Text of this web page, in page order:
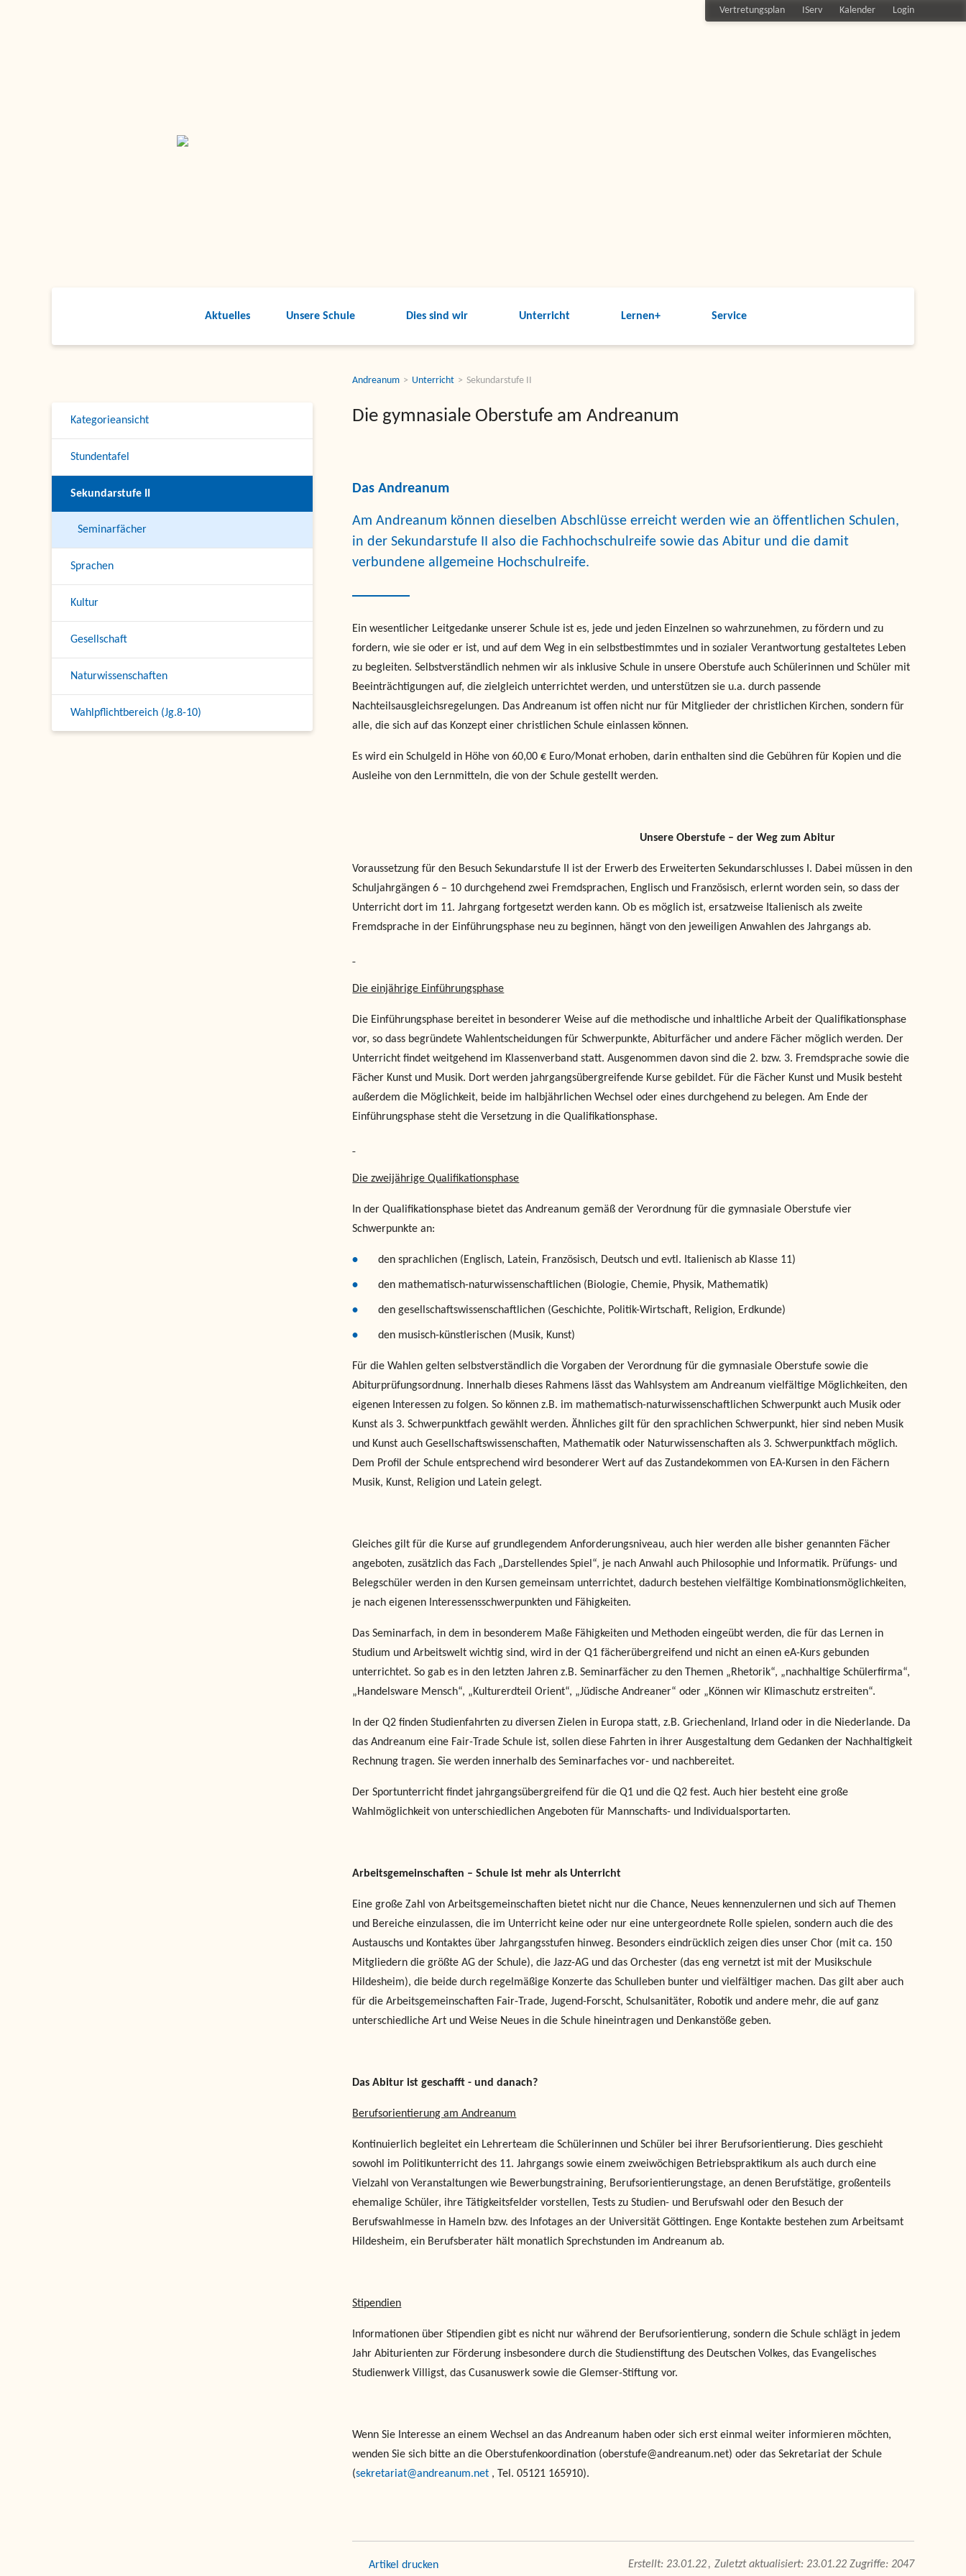
Vertretungsplan IServ Kalender Login
Aktuelles Unsere Schule Dies sind wir Unterricht Lernen+ Service
Kategorieansicht
Stundentafel
Sekundarstufe II
Seminarfächer
Sprachen
Kultur
Gesellschaft
Naturwissenschaften
Wahlpflichtbereich (Jg.8-10)
Andreanum Unterricht Sekundarstufe II
Die gymnasiale Oberstufe am Andreanum
Das Andreanum
Am Andreanum können dieselben Abschlüsse erreicht werden wie an öffentlichen Schulen,
in der Sekundarstufe II also die Fachhochschulreife sowie das Abitur und die damit
verbundene allgemeine Hochschulreife.
Ein wesentlicher Leitgedanke unserer Schule ist es, jede und jeden Einzelnen so wahrzunehmen, zu fördern und zu
fordern, wie sie oder er ist, und auf dem Weg in ein selbstbestimmtes und in sozialer Verantwortung gestaltetes Leben
zu begleiten. Selbstverständlich nehmen wir als inklusive Schule in unsere Oberstufe auch Schülerinnen und Schüler mit
Beeinträchtigungen auf, die zielgleich unterrichtet werden, und unterstützen sie u.a. durch passende
Nachteilsausgleichsregelungen. Das Andreanum ist offen nicht nur für Mitglieder der christlichen Kirchen, sondern für
alle, die sich auf das Konzept einer christlichen Schule einlassen können.
Es wird ein Schulgeld in Höhe von 60,00 € Euro/Monat erhoben, darin enthalten sind die Gebühren für Kopien und die
Ausleihe von den Lernmitteln, die von der Schule gestellt werden.
Unsere Oberstufe – der Weg zum Abitur
Voraussetzung für den Besuch Sekundarstufe II ist der Erwerb des Erweiterten Sekundarschlusses I. Dabei müssen in den
Schuljahrgängen 6 – 10 durchgehend zwei Fremdsprachen, Englisch und Französisch, erlernt worden sein, so dass der
Unterricht dort im 11. Jahrgang fortgesetzt werden kann. Ob es möglich ist, ersatzweise Italienisch als zweite
Fremdsprache in der Einführungsphase neu zu beginnen, hängt von den jeweiligen Anwahlen des Jahrgangs ab.
Die einjährige Einführungsphase
Die Einführungsphase bereitet in besonderer Weise auf die methodische und inhaltliche Arbeit der Qualifikationsphase
vor, so dass begründete Wahlentscheidungen für Schwerpunkte, Abiturfächer und andere Fächer möglich werden. Der
Unterricht findet weitgehend im Klassenverband statt. Ausgenommen davon sind die 2. bzw. 3. Fremdsprache sowie die
Fächer Kunst und Musik. Dort werden jahrgangsübergreifende Kurse gebildet. Für die Fächer Kunst und Musik besteht
außerdem die Möglichkeit, beide im halbjährlichen Wechsel oder eines durchgehend zu belegen. Am Ende der
Einführungsphase steht die Versetzung in die Qualifikationsphase.
Die zweijährige Qualifikationsphase
In der Qualifikationsphase bietet das Andreanum gemäß der Verordnung für die gymnasiale Oberstufe vier
Schwerpunkte an:
den sprachlichen (Englisch, Latein, Französisch, Deutsch und evtl. Italienisch ab Klasse 11)
den mathematisch-naturwissenschaftlichen (Biologie, Chemie, Physik, Mathematik)
den gesellschaftswissenschaftlichen (Geschichte, Politik-Wirtschaft, Religion, Erdkunde)
den musisch-künstlerischen (Musik, Kunst)
Für die Wahlen gelten selbstverständlich die Vorgaben der Verordnung für die gymnasiale Oberstufe sowie die
Abiturprüfungsordnung. Innerhalb dieses Rahmens lässt das Wahlsystem am Andreanum vielfältige Möglichkeiten, den
eigenen Interessen zu folgen. So können z.B. im mathematisch-naturwissenschaftlichen Schwerpunkt auch Musik oder
Kunst als 3. Schwerpunktfach gewählt werden. Ähnliches gilt für den sprachlichen Schwerpunkt, hier sind neben Musik
und Kunst auch Gesellschaftswissenschaften, Mathematik oder Naturwissenschaften als 3. Schwerpunktfach möglich.
Dem Profil der Schule entsprechend wird besonderer Wert auf das Zustandekommen von EA-Kursen in den Fächern
Musik, Kunst, Religion und Latein gelegt.
Gleiches gilt für die Kurse auf grundlegendem Anforderungsniveau, auch hier werden alle bisher genannten Fächer
angeboten, zusätzlich das Fach „Darstellendes Spiel“, je nach Anwahl auch Philosophie und Informatik. Prüfungs- und
Belegschüler werden in den Kursen gemeinsam unterrichtet, dadurch bestehen vielfältige Kombinationsmöglichkeiten,
je nach eigenen Interessensschwerpunkten und Fähigkeiten.
Das Seminarfach, in dem in besonderem Maße Fähigkeiten und Methoden eingeübt werden, die für das Lernen in
Studium und Arbeitswelt wichtig sind, wird in der Q1 fächerübergreifend und nicht an einen eA-Kurs gebunden
unterrichtet. So gab es in den letzten Jahren z.B. Seminarfächer zu den Themen „Rhetorik“, „nachhaltige Schülerfirma“,
„Handelsware Mensch“, „Kulturerdteil Orient“, „Jüdische Andreaner“ oder „Können wir Klimaschutz erstreiten“.
In der Q2 finden Studienfahrten zu diversen Zielen in Europa statt, z.B. Griechenland, Irland oder in die Niederlande. Da
das Andreanum eine Fair-Trade Schule ist, sollen diese Fahrten in ihrer Ausgestaltung dem Gedanken der Nachhaltigkeit
Rechnung tragen. Sie werden innerhalb des Seminarfaches vor- und nachbereitet.
Der Sportunterricht findet jahrgangsübergreifend für die Q1 und die Q2 fest. Auch hier besteht eine große
Wahlmöglichkeit von unterschiedlichen Angeboten für Mannschafts- und Individualsportarten.
Arbeitsgemeinschaften – Schule ist mehr als Unterricht
Eine große Zahl von Arbeitsgemeinschaften bietet nicht nur die Chance, Neues kennenzulernen und sich auf Themen
und Bereiche einzulassen, die im Unterricht keine oder nur eine untergeordnete Rolle spielen, sondern auch die des
Austauschs und Kontaktes über Jahrgangsstufen hinweg. Besonders eindrücklich zeigen dies unser Chor (mit ca. 150
Mitgliedern die größte AG der Schule), die Jazz-AG und das Orchester (das eng vernetzt ist mit der Musikschule
Hildesheim), die beide durch regelmäßige Konzerte das Schulleben bunter und vielfältiger machen. Das gilt aber auch
für die Arbeitsgemeinschaften Fair-Trade, Jugend-Forscht, Schulsanitäter, Robotik und andere mehr, die auf ganz
unterschiedliche Art und Weise Neues in die Schule hineintragen und Denkanstöße geben.
Das Abitur ist geschafft - und danach?
Berufsorientierung am Andreanum
Kontinuierlich begleitet ein Lehrerteam die Schülerinnen und Schüler bei ihrer Berufsorientierung. Dies geschieht
sowohl im Politikunterricht des 11. Jahrgangs sowie einem zweiwöchigen Betriebspraktikum als auch durch eine
Vielzahl von Veranstaltungen wie Bewerbungstraining, Berufsorientierungstage, an denen Berufstätige, großenteils
ehemalige Schüler, ihre Tätigkeitsfelder vorstellen, Tests zu Studien- und Berufswahl oder den Besuch der
Berufswahlmesse in Hameln bzw. des Infotages an der Universität Göttingen. Enge Kontakte bestehen zum Arbeitsamt
Hildesheim, ein Berufsberater hält monatlich Sprechstunden im Andreanum ab.
Stipendien
Informationen über Stipendien gibt es nicht nur während der Berufsorientierung, sondern die Schule schlägt in jedem
Jahr Abiturienten zur Förderung insbesondere durch die Studienstiftung des Deutschen Volkes, das Evangelisches
Studienwerk Villigst, das Cusanuswerk sowie die Glemser-Stiftung vor.
Wenn Sie Interesse an einem Wechsel an das Andreanum haben oder sich erst einmal weiter informieren möchten,
wenden Sie sich bitte an die Oberstufenkoordination (oberstufe@andreanum.net) oder das Sekretariat der Schule
(sekretariat@andreanum.net , Tel. 05121 165910).
drucken 23.01.22 Zuletzt aktualisiert: 23.01.22 Zugriffe: 2047